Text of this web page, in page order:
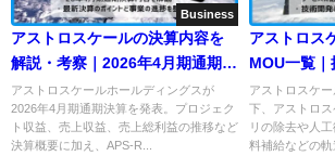
Business
アストロスケールの決算内容を
解説・考察｜2026年4月期通期決
算
アストロスケールホールディングスが
2026年4月期通期決算を発表。プロジェク
ト収益、売上収益、売上総利益の推移など
決算概要に加え、APS-R...
アストロス
MOU一覧
紹介
アストロスケ
下、アストロ
リの除去や人
料補給などの軌